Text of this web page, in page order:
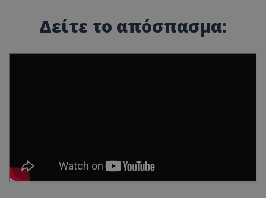
Δείτε το απόσπασμα: